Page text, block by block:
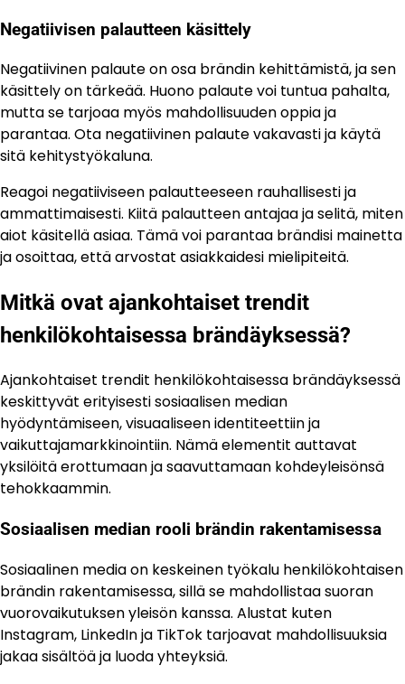
Negatiivisen palautteen käsittely
Negatiivinen palaute on osa brändin kehittämistä, ja sen
käsittely on tärkeää. Huono palaute voi tuntua pahalta,
mutta se tarjoaa myös mahdollisuuden oppia ja
parantaa. Ota negatiivinen palaute vakavasti ja käytä
sitä kehitystyökaluna.
Reagoi negatiiviseen palautteeseen rauhallisesti ja
ammattimaisesti. Kiitä palautteen antajaa ja selitä, miten
aiot käsitellä asiaa. Tämä voi parantaa brändisi mainetta
ja osoittaa, että arvostat asiakkaidesi mielipiteitä.
Mitkä ovat ajankohtaiset trendit
henkilökohtaisessa brändäyksessä?
Ajankohtaiset trendit henkilökohtaisessa brändäyksessä
keskittyvät erityisesti sosiaalisen median
hyödyntämiseen, visuaaliseen identiteettiin ja
vaikuttajamarkkinointiin. Nämä elementit auttavat
yksilöitä erottumaan ja saavuttamaan kohdeyleisönsä
tehokkaammin.
Sosiaalisen median rooli brändin rakentamisessa
Sosiaalinen media on keskeinen työkalu henkilökohtaisen
brändin rakentamisessa, sillä se mahdollistaa suoran
vuorovaikutuksen yleisön kanssa. Alustat kuten
Instagram, LinkedIn ja TikTok tarjoavat mahdollisuuksia
jakaa sisältöä ja luoda yhteyksiä.